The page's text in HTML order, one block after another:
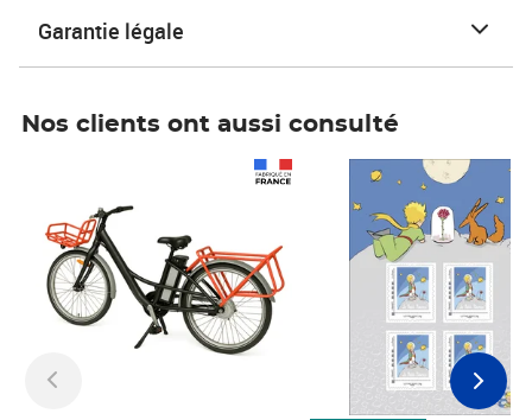
Garantie légale
Nos clients ont aussi consulté
Prix 7,50€